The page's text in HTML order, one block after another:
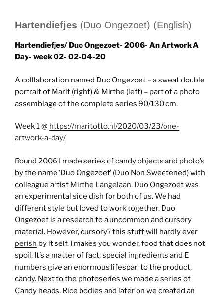
Hartendiefjes (Duo Ongezoet) (English)
Hartendiefjes/ Duo Ongezoet- 2006- An Artwork A
Day- week 02- 02-04-20
A colllaboration named Duo Ongezoet – a sweat double
portrait of Marit (right) & Mirthe (left) – part of a photo
assemblage of the complete series 90/130 cm.
Week 1 @ https://maritotto.nl/2020/03/23/one-
artwork-a-day/
Round 2006 I made series of candy objects and photo’s
by the name ‘Duo Ongezoet’ (Duo Non Sweetened) with
colleague artist Mirthe Langelaan. Duo Ongezoet was
an experimental side dish for both of us. We had
different style but loved to work together. Duo
Ongezoet is a research to a uncommon and cursory
material. However, cursory? this stuff will hardly ever
perish by it self. I makes you wonder, food that does not
spoil. It’s a matter of fact, special ingredients and E
numbers give an enormous lifespan to the product,
candy. Next to the photoseries we made a series of
Candy heads, Rice bodies and later on we created an